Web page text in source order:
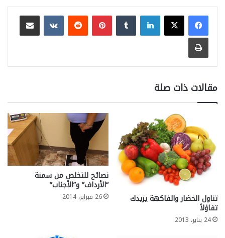
لينكدإن بينتيريست
مشاركة عبر البريد
طباعة
مقالات ذات صلة
تناول الخضار والفاكهة يزيدك
تفاؤلاً
24 يناير، 2013
نصائح للتخلص من سمنة
“الأرداف” و”الأجناب”
26 فبراير، 2014